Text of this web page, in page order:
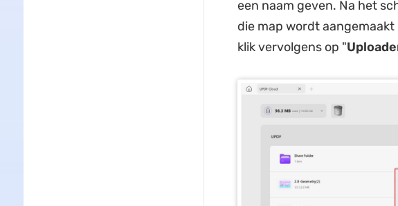
een naam geven. Na het
die map wordt aangemaakt
klik vervolgens op "